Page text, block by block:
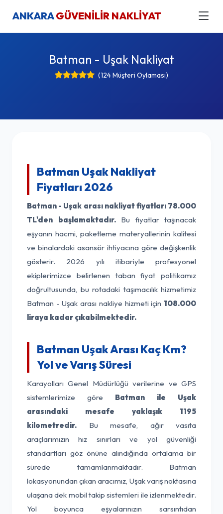
ANKARAGÜVENİLİR NAKLİYAT
Batman - Uşak Nakliyat
(124 Müşteri Oylaması)
Batman Uşak Nakliyat
Fiyatları 2026
Batman - Uşak arası nakliyat fiyatları 78.000
TL'den başlamaktadır.Bu fiyatlar taşınacak
eşyanın hacmi, paketleme materyallerinin kalitesi
ve binalardaki asansör ihtiyacına göre değişkenlik
gösterir. 2026 yılı itibariyle profesyonel
ekiplerimizce belirlenen taban fiyat politikamız
doğrultusunda, bu rotadaki taşımacılık hizmetimiz
Batman - Uşak arası nakliye hizmeti için 108.000
liraya kadar çıkabilmektedir.
Batman Uşak Arası Kaç Km?
Yol ve Varış Süresi
Karayolları Genel Müdürlüğü verilerine ve GPS
sistemlerimize göre Batman ile Uşak
arasındaki mesafe yaklaşık 1195
kilometredir. Bu mesafe, ağır vasıta
araçlarımızın hız sınırları ve yol güvenliği
standartları göz önüne alındığında ortalama bir
sürede tamamlanmaktadır. Batman
lokasyonundan çıkan aracımız, Uşak varış noktasına
ulaşana dek mobil takip sistemleri ile izlenmektedir.
Yol boyunca eşyalarınızın sarsıntıdan